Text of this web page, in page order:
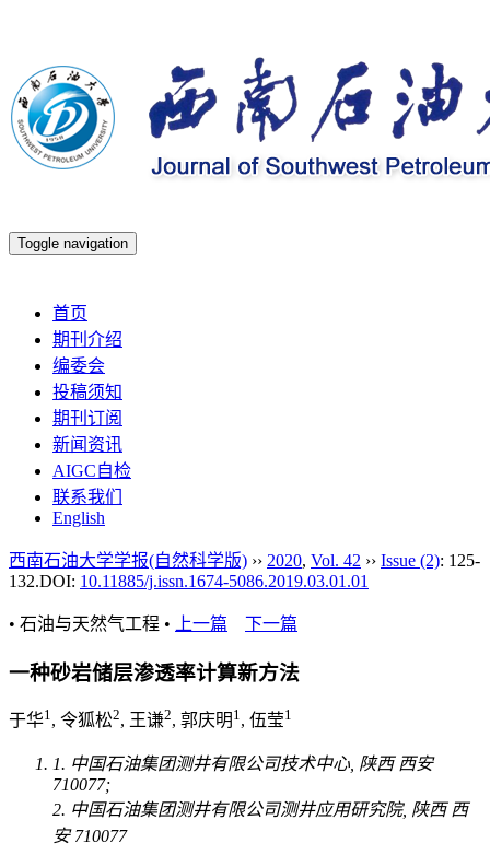
Toggle navigation
首页
期刊介绍
编委会
投稿须知
期刊订阅
新闻资讯
AIGC自检
联系我们
English
西南石油大学学报(自然科学版) ›› 2020, Vol. 42 ›› Issue (2): 125-
132.DOI: 10.11885/j.issn.1674-5086.2019.03.01.01
• 石油与天然气工程 • 上一篇 下一篇
一种砂岩储层渗透率计算新方法
于华1, 令狐松2, 王谦2, 郭庆明 1, 伍莹1
1. 中国石油集团测井有限公司技术中心, 陕西 西安
710077;
2. 中国石油集团测井有限公司测井应用研究院, 陕西 西
安 710077